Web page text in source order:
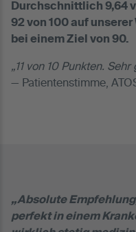
Durchschnittlich 9,64
92 von 100 auf
bei einem Ziel von 90.
„11 von 10 Punkten.
— Patientenstimme,
„Absolute
perfekt in einem